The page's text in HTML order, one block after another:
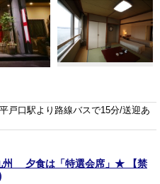
戸口駅より路線バスで15分/送迎あ
州 夕食は「特選会席」★ 【禁